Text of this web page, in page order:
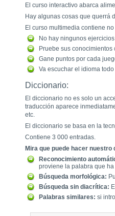
El curso interactivo abarca
Hay algunas cosas que querrá
El curso multimedia contiene
No hay ningunos
Pruebe sus conocimientos
Gane puntos por cada
Va escuchar el idioma
Diccionario:
El diccionario no es solo un
traducción aparece
etc.
El diccionario se basa en la
Contiene 3 000 entradas.
Mira que puede hacer nuestro
Reconocimiento
proviene la palabra que ha
Búsqueda morfológica:
Búsqueda sin diacrítica:
Palabras similares: si